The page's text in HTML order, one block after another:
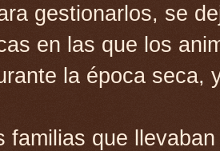
gestionarlos, se
en las que los
la época seca,
familias que